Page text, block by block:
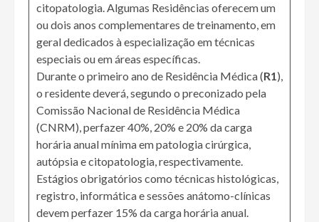
citopatologia. Algumas Residências oferecem um
ou dois anos complementares de treinamento, em
geral dedicados à especialização em técnicas
especiais ou em áreas específicas.
Durante o primeiro ano de Residência Médica (R1),
o residente deverá, segundo o preconizado pela
Comissão Nacional de Residência Médica
(CNRM), perfazer 40%, 20% e 20% da carga
horária anual mínima em patologia cirúrgica,
autópsia e citopatologia, respectivamente.
Estágios obrigatórios como técnicas histológicas,
registro, informática e sessões anátomo-clínicas
devem perfazer 15% da carga horária anual.